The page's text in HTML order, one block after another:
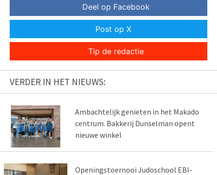
Deel op Facebook
Post op X
Tip de redactie
VERDER IN HET NIEUWS:
Ambachtelijk genieten in het Makado
centrum. Bakkerij Dunselman opent
nieuwe winkel
Openingstoernooi Judoschool EBI-